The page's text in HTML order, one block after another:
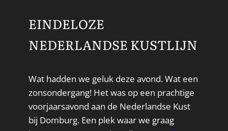
EINDELOZE
NEDERLANDSE KUSTLIJN
Wat hadden we geluk deze avond. Wat een
zonsondergang! Het was op een prachtige
voorjaarsavond aan de Nederlandse Kust
bij Domburg. Een plek waar we graag